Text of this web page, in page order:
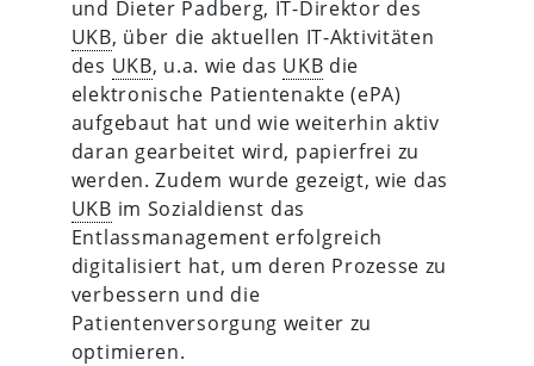
und Dieter Padberg, IT-Direktor des
UKB, über die aktuellen IT-Aktivitäten
des UKB, u.a. wie das UKB die
elektronische Patientenakte (ePA)
aufgebaut hat und wie weiterhin aktiv
daran gearbeitet wird, papierfrei zu
werden. Zudem wurde gezeigt, wie das
UKB im Sozialdienst das
Entlassmanagement erfolgreich
digitalisiert hat, um deren Prozesse zu
verbessern und die
Patientenversorgung weiter zu
optimieren.